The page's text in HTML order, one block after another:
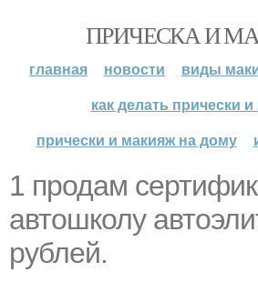
ПРИЧЕСКА И
главная новости
виды
как делать прически
прически и макияж на дому
1 продам
автошколу
рублей.